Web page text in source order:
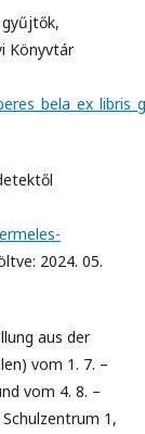
gyűjtők,
Könyvtár
2024. 05.
aus der
vom 1. 7. –
vom 4. 8. –
1,